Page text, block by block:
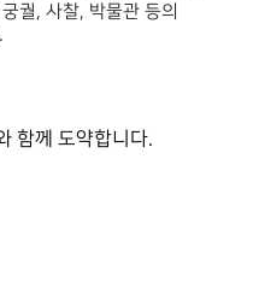
궐, 사찰, 박물관 등의
함께 도약합니다.